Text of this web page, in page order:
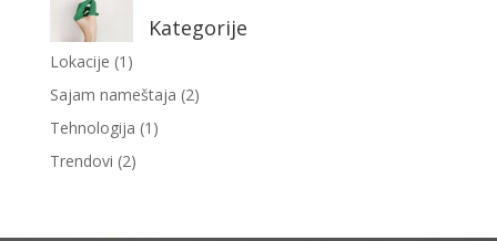
Kategorije
Lokacije (1)
Sajam nameštaja (2)
Tehnologija (1)
Trendovi (2)